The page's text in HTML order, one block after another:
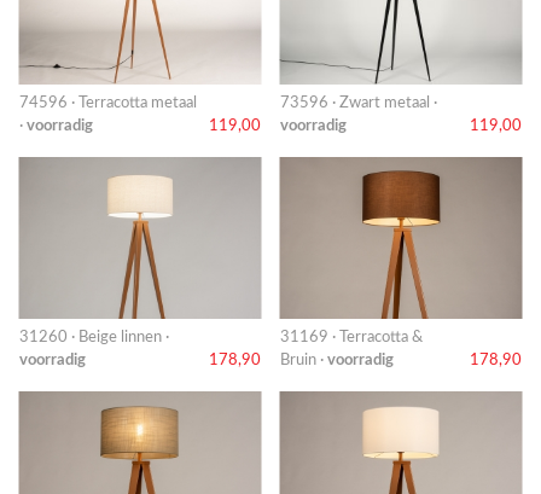
74596 · Terracotta metaal
· voorradig 119,00
73596 · Zwart metaal ·
voorradig
119,00
31260 · Beige linnen ·
voorradig
178,90
31169 · Terracotta &
Bruin · voorradig 178,90